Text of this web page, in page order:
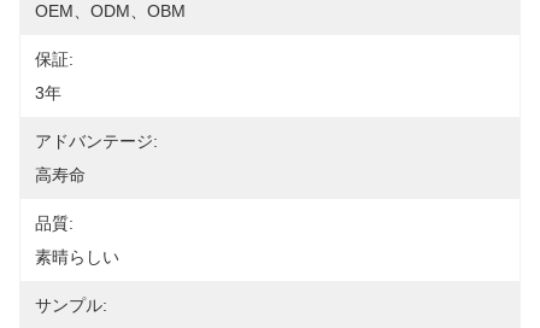
OEM、ODM、OBM
保証:
3年
アドバンテージ:
高寿命
品質:
素晴らしい
サンプル: